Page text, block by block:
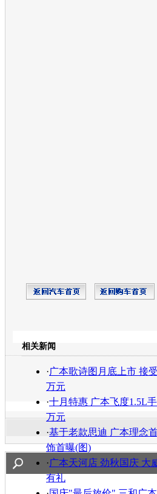
相关新闻
·广本歌诗图月底上市 接
万元
·十月特惠 广本飞度1.5L
万元
·基于老款思迪 广本理念
饰首曝(图)
·广本天河店 劲秋国庆 大
有礼